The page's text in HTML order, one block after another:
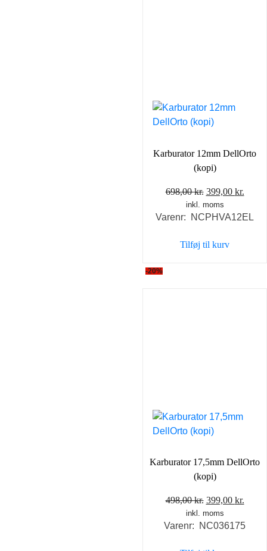
Karburator 12mm DellOrto
(kopi)
698,00kr. Den
oprindelige
pris
698,00 kr..
399,00 kr.
pris
inkl. moms
Varenr: NCPHVA12EL
Tilføj til kurv
-20%
Karburator 17,5mm DellOrto
(kopi)
498,00kr. Den
oprindelige
pris
399,00 kr.Den
pris
inkl. moms
Varenr: NC036175